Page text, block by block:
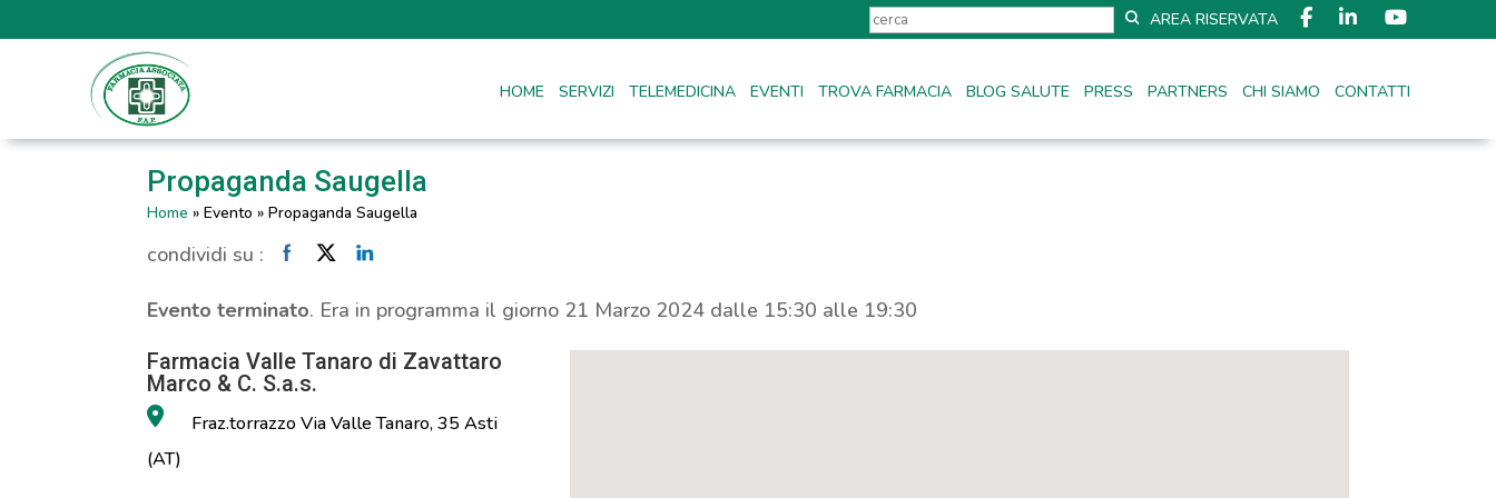
AREA RISERVATA
HOME SERVIZI TELEMEDICINA EVENTI TROVA FARMACIA BLOG SALUTE PRESS PARTNERS CHI SIAMO CONTATTI
Propaganda Saugella
Home » Evento » Propaganda Saugella
condividi su :
Evento terminato. Era in programma il giorno 21 Marzo 2024 dalle 15:30 alle 19:30
Farmacia Valle Tanaro di Zavattaro
Marco & C. S.a.s.
Fraz.torrazzo Via Valle Tanaro, 35 Asti
(AT)